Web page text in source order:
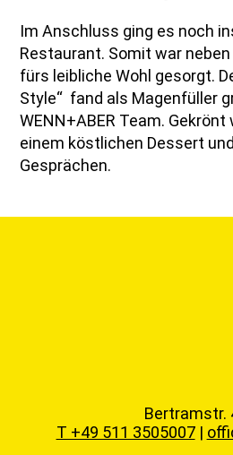
Im Anschluss ging es noch
Restaurant. Somit war
fürs leibliche Wohl gesorgt.
Style“ fand als Magenfüller
WENN+ABER Team.
einem köstlichen Dessert
Gesprächen.
Bertramstr.
T +49 511 3505007|